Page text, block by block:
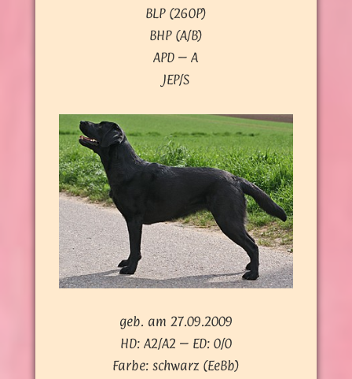
BLP (260P)
BHP (A/B)
APD – A
JEP/S
geb. am 27.09.2009
HD: A2/A2 – ED: 0/0
Farbe: schwarz (EeBb)